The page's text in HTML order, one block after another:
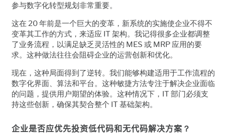
参与数字化转型规划非常重要。
这在 20年前是一个巨大的变革，新系统的实施使企业不得不
变革其工作的方式，来适应 IT 架构。我记得很多企业都调整
了业务流程，以满足缺乏灵活性的 MES 或 MRP 应用的要
求。这种做法往往会阻碍企业的运营创新和优化。
现在，这种局面得到了逆转。我们能够构建适用于工作流程的
数字化界面、算法和平台。这种敏捷方法专注于解决企业面临
的问题，提供用户期望的体验。这种情况下，IT 部门必须支
持这些创新，确保其契合整个 IT 基础架构。
企业是否应优先投资低代码和无代码解决方案 ？